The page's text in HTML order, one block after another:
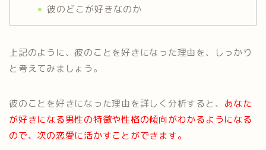
彼のどこが好きなのか
上記のように、彼のことを好きになった理由を、しっかり
と考えてみましょう。
彼のことを好きになった理由を詳しく分析すると、 あなた
が好きになる男性の特徴や性格の傾向がわかるようになる
ので、次の恋愛に活かすことができます。